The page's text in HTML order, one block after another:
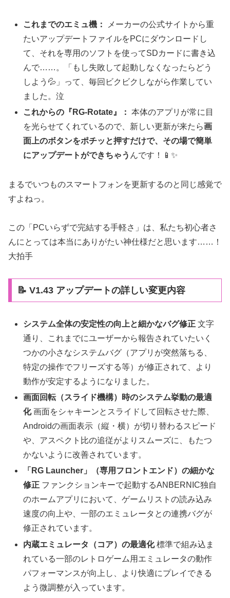
これまでのエミュ機：
メーカーの公式サイトから重
たいアップデートファイルをPCにダウンロードし
て、それを専用のソフトを使ってSDカードに書き込
んで……。「もし失敗して起動しなくなったらどう
しよう💦」って、毎回ビクビクしながら作業してい
ました。泣
これからの『RG-Rotate』： 本体のアプリが常に目
を光らせてくれているので、新しい更新が来たら画
面上のボタンをポチッと押すだけで、その場で簡単
にアップデートができちゃう んです！📱✨
まるでいつものスマートフォンを更新するのと同じ感覚で
すよねっ。
この「PCいらずで完結する手軽さ」は、私たち初心者さ
んにとっては本当にありがたい神仕様だと思います……！
大拍手
📝 V1.43 アップデートの詳しい変更内容
システム全体の安定性の向上と細かなバグ修正 文字
通り、これまでにユーザーから報告されていたいく
つかの小さなシステムバグ（アプリが突然落ちる、
特定の操作でフリーズする等）が修正されて、より
動作が安定するようになりました。
画面回転（スライド機構）時のシステム挙動の最適
化画面をシャキーンとスライドして回転させた際、
Androidの画面表示（縦・横）が切り替わるスピード
や、アスペクト比の追従がよりスムーズに、もたつ
かないように改善されています。
「RG Launcher」（専用フロントエンド）の細かな
修正 ファンクションキーで起動するANBERNIC独自
のホームアプリにおいて、ゲームリストの読み込み
速度の向上や、一部のエミュレータとの連携バグが
修正されています。
内蔵エミュレータ（コア）の最適化標準で組み込ま
れている一部のレトロゲーム用エミュレータの動作
パフォーマンスが向上し、より快適にプレイできる
よう微調整が入っています。